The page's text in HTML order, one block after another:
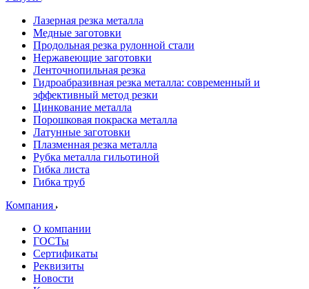
Лазерная резка металла
Медные заготовки
Продольная резка рулонной стали
Нержавеющие заготовки
Ленточнопильная резка
Гидроабразивная резка металла: современный и
эффективный метод резки
Цинкование металла
Порошковая покраска металла
Латунные заготовки
Плазменная резка металла
Рубка металла гильотиной
Гибка листа
Гибка труб
Компания
О компании
ГОСТы
Сертификаты
Реквизиты
Новости